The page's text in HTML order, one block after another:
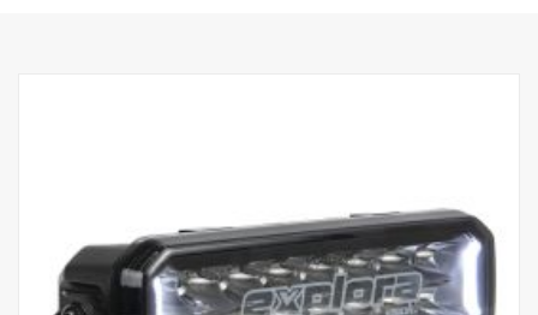
Předpokládaná životnost LED: 50 000 hodin
Teplota barvy: 5700 °K
Obrazec osvětlení: Hybridní (délka + šířka)
Dosvit: 386 m při 1 luxu (460 m v páru)